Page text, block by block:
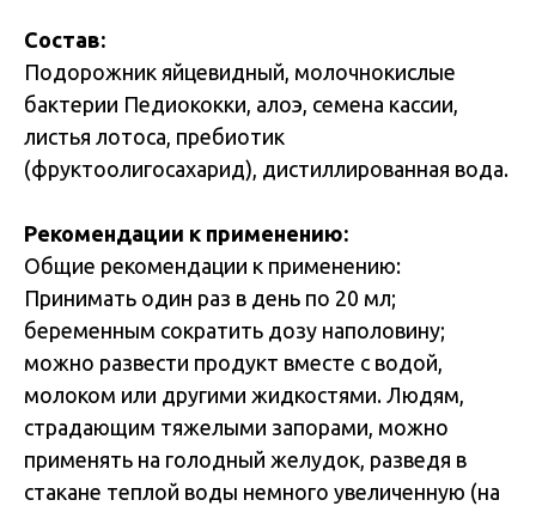
Состав:
Подорожник яйцевидный, молочнокислые
бактерии Педиококки, алоэ, семена кассии,
листья лотоса, пребиотик
(фруктоолигосахарид), дистиллированная вода.
Рекомендации к применению:
Общие рекомендации к применению:
Принимать один раз в день по 20 мл;
беременным сократить дозу наполовину;
можно развести продукт вместе с водой,
молоком или другими жидкостями. Людям,
страдающим тяжелыми запорами, можно
применять на голодный желудок, разведя в
стакане теплой воды немного увеличенную (на